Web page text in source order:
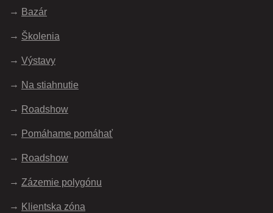
Bazár
Školenia
Výstavy
Na stiahnutie
Roadshow
Pomáhame pomáhať
Roadshow
Zázemie polygónu
Klientska zóna